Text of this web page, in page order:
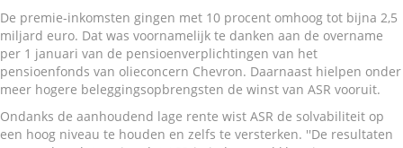
De premie-inkomsten gingen met 10 procent omhoog tot bijna 2,5
miljard euro. Dat was voornamelijk te danken aan de overname
per 1 januari van de pensioenverplichtingen van het
pensioenfonds van olieconcern Chevron. Daarnaast hielpen onder
meer hogere beleggingsopbrengsten de winst van ASR vooruit.
Ondanks de aanhoudend lage rente wist ASR de solvabiliteit op
een hoog niveau te houden en zelfs te versterken. ''De resultaten